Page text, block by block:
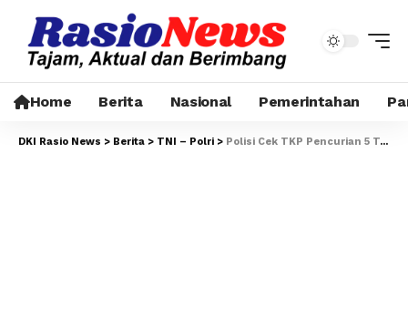
Home Berita Nasional Pemerintahan
DKI Rasio News > Berita > TNI – Polri > Polisi Cek TKP Pencurian 5 Tabung Gas di Warteg Bungur, Korban Diminta Buat Laporan